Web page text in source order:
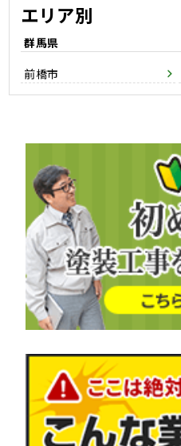
エリア別
群馬県
前橋市